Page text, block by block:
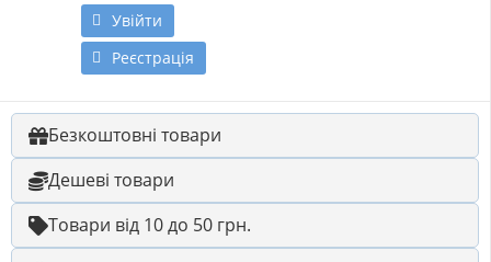
Увійти
Реєстрація
Безкоштовні товари
Дешеві товари
Товари від 10 до 50 грн.